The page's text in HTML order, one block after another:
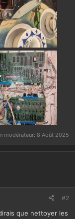
modérateur: 8 Août 2025
#2
que nettoyer les